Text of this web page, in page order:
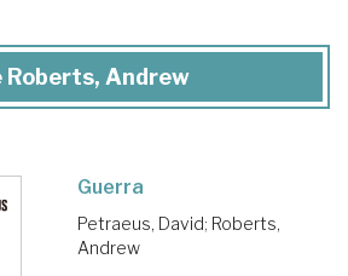
Roberts, Andrew
Guerra
Petraeus, David; Roberts,
Andrew